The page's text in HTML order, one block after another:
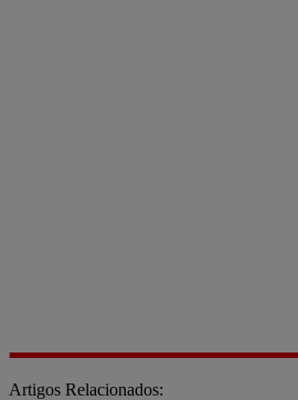
Artigos Relacionados: